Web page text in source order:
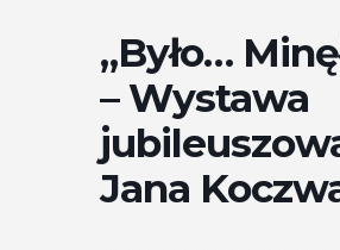
„Było…
– Wystawa
Jana